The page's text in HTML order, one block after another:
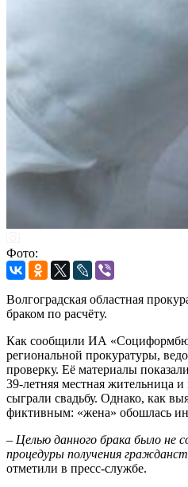
Фото:
Волгоградская областная
браком по расчёту.
Как сообщили ИА
региональной прокуратуры,
проверку. Её материалы
39-летняя местная жительница
сыграли свадьбу. Однако, как
фиктивным: «жена» обошлась
– Целью данного брака было не
процедуры получения
отметили в пресс-службе.